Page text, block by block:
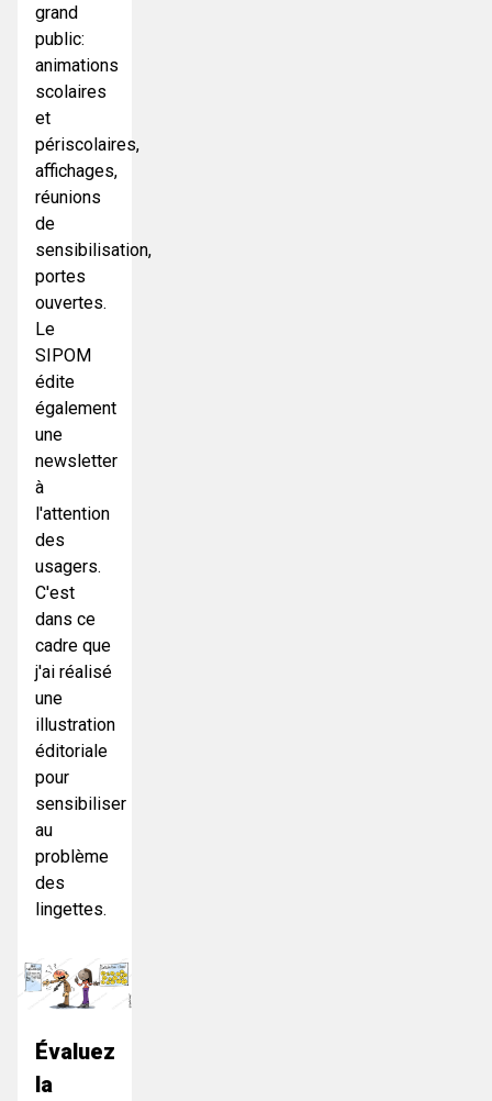
grand
public:
animations
scolaires
et
périscolaires,
affichages,
réunions
de
sensibilisation,
portes
ouvertes.
Le
SIPOM
édite
également
une
newsletter
à
l'attention
des
usagers.
C'est
dans ce
cadre que
j'ai réalisé
une
illustration
éditoriale
pour
sensibiliser
au
problème
des
lingettes.
Évaluez
la